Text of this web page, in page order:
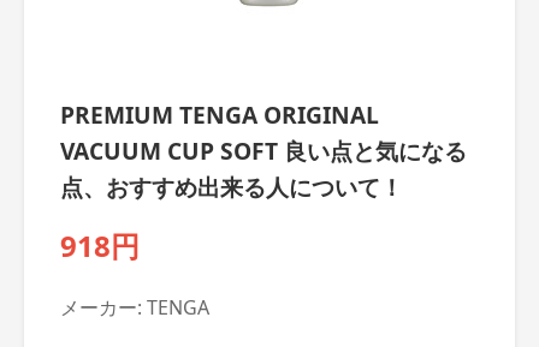
PREMIUM TENGA ORIGINAL
VACUUM CUP SOFT 良い点と気になる
点、おすすめ出来る人について！
918円
メーカー: TENGA